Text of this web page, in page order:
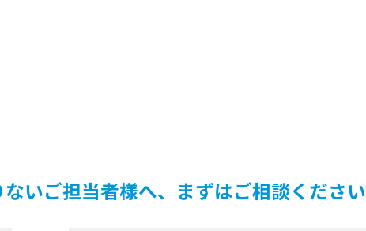
いご担当者様へ、まずはご相談ください